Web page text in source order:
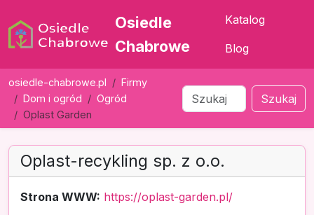
Osiedle
Chabrowe
Katalog
Blog
osiedle-chabrowe.pl
Firmy
Dom i ogród
Ogród
Oplast Garden
Szukaj
Oplast-recykling sp. z o.o.
Strona WWW: https://oplast-garden.pl/